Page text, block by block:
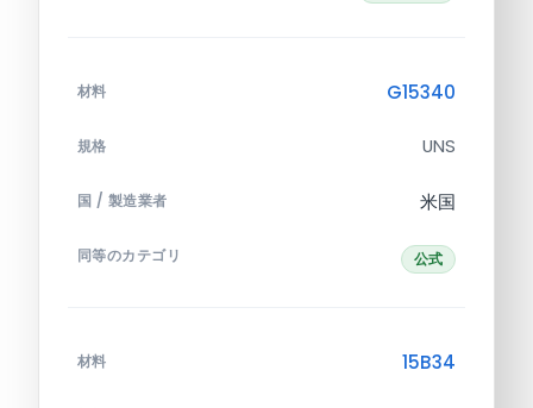
材料 G15340
規格 UNS
国 / 製造業者 米国
同等のカテゴリ 公式
材料 15B34